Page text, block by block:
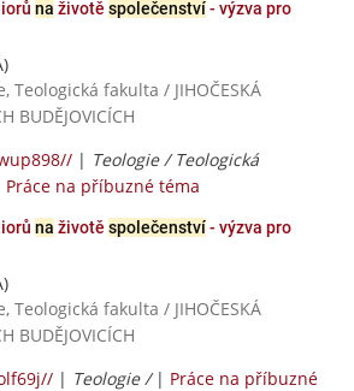
na životě společenství- výzva pro
Teologická fakulta / JIHOČESKÁ
BUDĚJOVICÍCH
| Teologie / Teologická
Práce na příbuzné téma
na životě společenství- výzva pro
Teologická fakulta / JIHOČESKÁ
BUDĚJOVICÍCH
| Teologie / | Práce na příbuzné